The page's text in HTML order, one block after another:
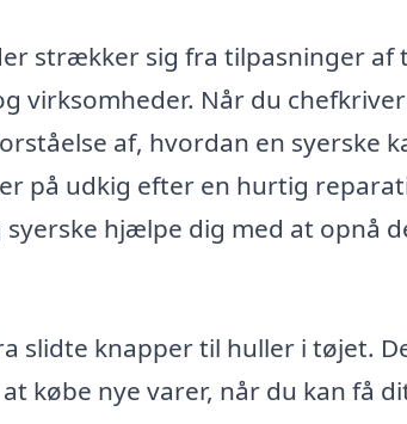
strækker sig fra tilpasninger af
virksomheder. Når du chefkriver
af, hvordan en syerske
på udkig efter en hurtig
hjælpe dig med at opnå
slidte knapper til huller i tøjet.
købe nye varer, når du kan få